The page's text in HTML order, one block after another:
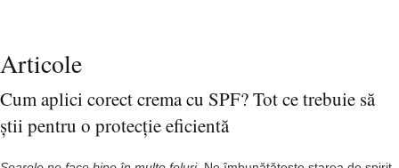
Articole
Cum aplici corect crema cu SPF? Tot ce trebuie să
știi pentru o protecție eficientă